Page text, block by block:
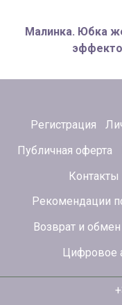
Малинка. Юбка
Регистрация
Публичная оферта
Контакты
Рекомендации
Возврат и обмен
Цифровое